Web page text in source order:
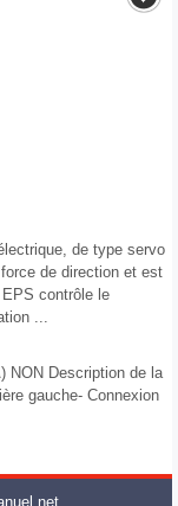
de type servo
de direction et est
contrôle le
...
NON Description de la
gauche- Connexion